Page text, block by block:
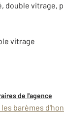
double vitrage,
vitrage
de l'agence
barèmes